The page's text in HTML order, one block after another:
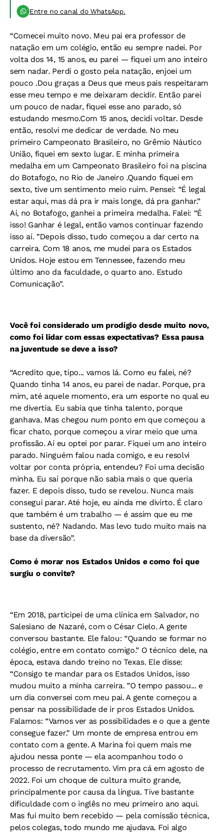
Entre no canal do WhatsApp.
“Comecei muito novo. Meu pai era professor de
natação em um colégio, então eu sempre nadei. Por
volta dos 14, 15 anos, eu parei — fiquei um ano inteiro
sem nadar. Perdi o gosto pela natação, enjoei um
pouco .Dou graças a Deus que meus pais respeitaram
esse meu tempo e me deixaram decidir. Então parei
um pouco de nadar, fiquei esse ano parado, só
estudando mesmo.Com 15 anos, decidi voltar. Desde
então, resolvi me dedicar de verdade. No meu
primeiro Campeonato Brasileiro, no Grêmio Náutico
União, fiquei em sexto lugar. E minha primeira
medalha em um Campeonato Brasileiro foi na piscina
do Botafogo, no Rio de Janeiro .Quando fiquei em
sexto, tive um sentimento meio ruim. Pensei: “É legal
estar aqui, mas dá pra ir mais longe, dá pra ganhar.”
Aí, no Botafogo, ganhei a primeira medalha. Falei: “É
isso! Ganhar é legal, então vamos continuar fazendo
isso aí. ”Depois disso, tudo começou a dar certo na
carreira. Com 18 anos, me mudei para os Estados
Unidos. Hoje estou em Tennessee, fazendo meu
último ano da faculdade, o quarto ano. Estudo
Comunicação”.
Você foi considerado um prodígio desde muito novo,
como foi lidar com essas expectativas? Essa pausa
na juventude se deve a isso?
“Acredito que, tipo... vamos lá. Como eu falei, né?
Quando tinha 14 anos, eu parei de nadar. Porque, pra
mim, até aquele momento, era um esporte no qual eu
me divertia. Eu sabia que tinha talento, porque
ganhava. Mas chegou num ponto em que começou a
ficar chato, porque começou a virar meio que uma
profissão. Aí eu optei por parar. Fiquei um ano inteiro
parado. Ninguém falou nada comigo, e eu resolvi
voltar por conta própria, entendeu? Foi uma decisão
minha. Eu saí porque não sabia mais o que queria
fazer. E depois disso, tudo se revelou. Nunca mais
consegui parar. Até hoje, eu ainda me divirto. É claro
que também é um trabalho — é assim que eu me
sustento, né? Nadando. Mas levo tudo muito mais na
base da diversão”.
Como é morar nos Estados Unidos e como foi que
surgiu o convite?
“Em 2018, participei de uma clínica em Salvador, no
Salesiano de Nazaré, com o César Cielo. A gente
conversou bastante. Ele falou: “Quando se formar no
colégio, entre em contato comigo.” O técnico dele, na
época, estava dando treino no Texas. Ele disse:
“Consigo te mandar para os Estados Unidos, isso
mudou muito a minha carreira. ”O tempo passou... e
um dia conversei com meu pai. A gente começou a
pensar na possibilidade de ir pros Estados Unidos.
Falamos: “Vamos ver as possibilidades e o que a gente
consegue fazer.” Um monte de empresa entrou em
contato com a gente. A Marina foi quem mais me
ajudou nessa ponte — ela acompanhou todo o
processo de recrutamento. Vim pra cá em agosto de
2022. Foi um choque de cultura muito grande,
principalmente por causa da língua. Tive bastante
dificuldade com o inglês no meu primeiro ano aqui.
Mas fui muito bem recebido — pela comissão técnica,
pelos colegas, todo mundo me ajudava. Foi algo